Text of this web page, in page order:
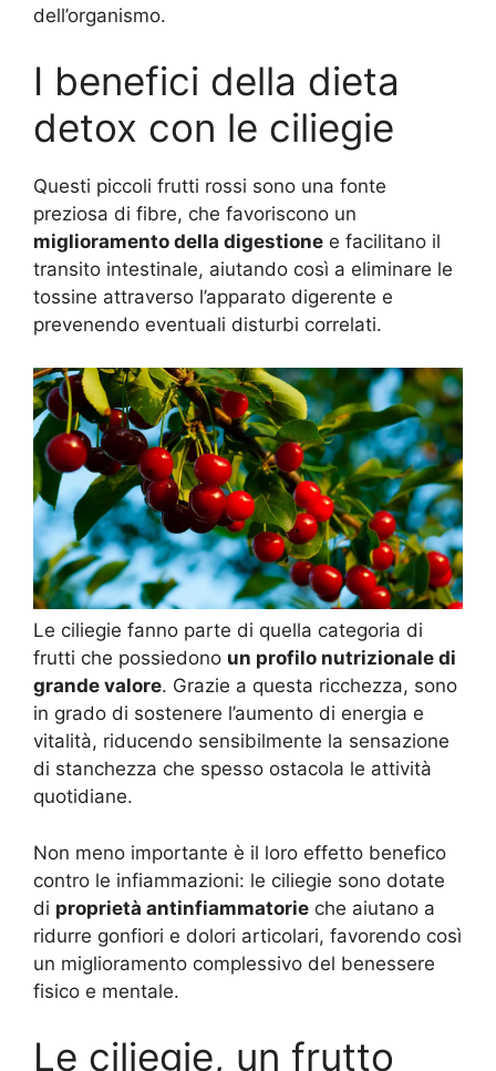
dell’organismo.
I benefici della dieta
detox con le ciliegie
Questi piccoli frutti rossi sono una fonte
preziosa di fibre, che favoriscono un
miglioramento della digestione e facilitano il
transito intestinale, aiutando così a eliminare le
tossine attraverso l’apparato digerente e
prevenendo eventuali disturbi correlati.
Le ciliegie fanno parte di quella categoria di
frutti che possiedono un profilo nutrizionale di
grande valore. Grazie a questa ricchezza, sono
in grado di sostenere l’aumento di energia e
vitalità, riducendo sensibilmente la sensazione
di stanchezza che spesso ostacola le attività
quotidiane.
Non meno importante è il loro effetto benefico
contro le infiammazioni: le ciliegie sono dotate
di proprietà antinfiammatorie che aiutano a
ridurre gonfiori e dolori articolari, favorendo così
un miglioramento complessivo del benessere
fisico e mentale.
Le ciliegie, un frutto